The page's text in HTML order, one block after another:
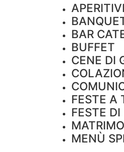
APERITIVI
BAR
BUFFET
CENE DI
FESTE A
FESTE
MENÙ